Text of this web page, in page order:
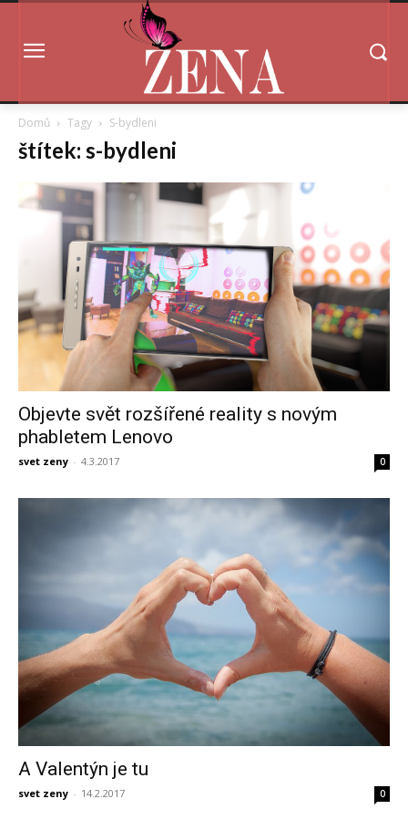
Domů Tagy S-bydleni
štítek: s-bydleni
Objevte svět rozšířené reality s novým
phabletem Lenovo
svet zeny - 4.3.2017 0
A Valentýn je tu
svet zeny - 14.2.2017 0